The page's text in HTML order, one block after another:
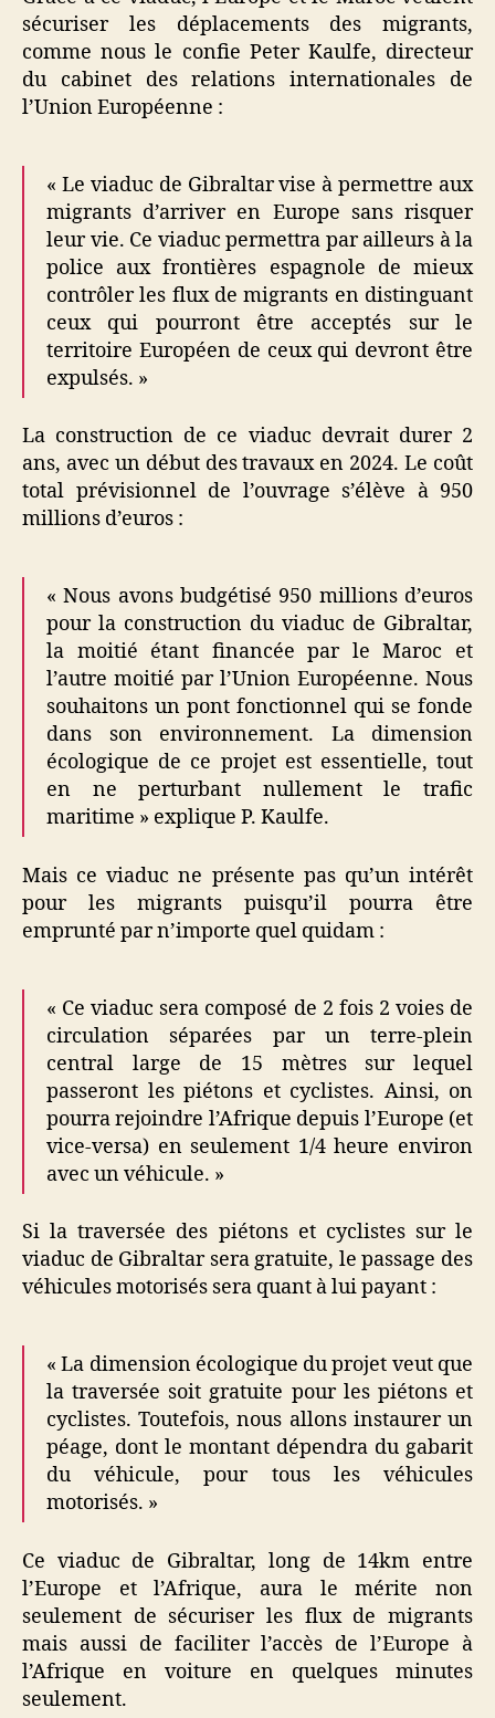
sécuriser les déplacements des migrants,
comme nous le confie Peter Kaulfe, directeur
du cabinet des relations internationales de
l’Union Européenne :
« Le viaduc de Gibraltar vise à permettre aux
migrants d’arriver en Europe sans risquer
leur vie. Ce viaduc permettra par ailleurs à la
police aux frontières espagnole de mieux
contrôler les flux de migrants en distinguant
ceux qui pourront être acceptés sur le
territoire Européen de ceux qui devront être
expulsés. »
La construction de ce viaduc devrait durer 2
ans, avec un début des travaux en 2024. Le coût
total prévisionnel de l’ouvrage s’élève à 950
millions d’euros :
« Nous avons budgétisé 950 millions d’euros
pour la construction du viaduc de Gibraltar,
la moitié étant financée par le Maroc et
l’autre moitié par l’Union Européenne. Nous
souhaitons un pont fonctionnel qui se fonde
dans son environnement. La dimension
écologique de ce projet est essentielle, tout
en ne perturbant nullement le trafic
maritime » explique P. Kaulfe.
Mais ce viaduc ne présente pas qu’un intérêt
pour les migrants puisqu’il pourra être
emprunté par n’importe quel quidam :
« Ce viaduc sera composé de 2 fois 2 voies de
circulation séparées par un terre-plein
central large de 15 mètres sur lequel
passeront les piétons et cyclistes. Ainsi, on
pourra rejoindre l’Afrique depuis l’Europe (et
vice-versa) en seulement 1/4 heure environ
avec un véhicule. »
Si la traversée des piétons et cyclistes sur le
viaduc de Gibraltar sera gratuite, le passage des
véhicules motorisés sera quant à lui payant :
« La dimension écologique du projet veut que
la traversée soit gratuite pour les piétons et
cyclistes. Toutefois, nous allons instaurer un
péage, dont le montant dépendra du gabarit
du véhicule, pour tous les véhicules
motorisés. »
Ce viaduc de Gibraltar, long de 14km entre
l’Europe et l’Afrique, aura le mérite non
seulement de sécuriser les flux de migrants
mais aussi de faciliter l’accès de l’Europe à
l’Afrique en voiture en quelques minutes
seulement.